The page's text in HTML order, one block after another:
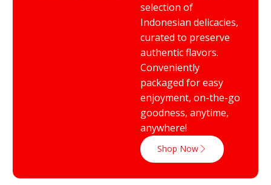
selection of
Indonesian delicacies,
curated to preserve
authentic flavors.
Conveniently
packaged for easy
enjoyment, on-the-go
goodness, anytime,
anywhere!
Shop Now